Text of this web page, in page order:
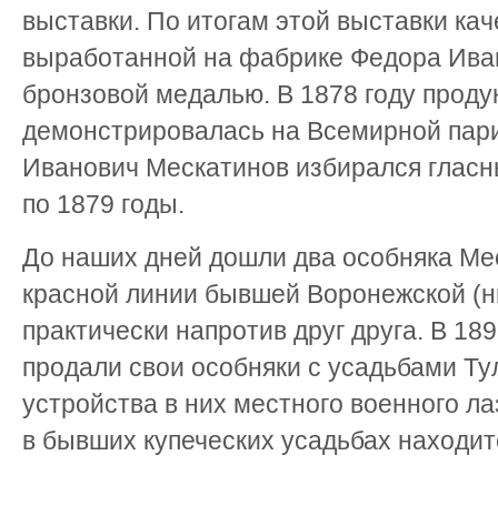
выставки. По итогам этой выставки
выработанной на фабрике Федора
бронзовой медалью. В 1878 году
демонстрировалась на Всемирной
Иванович Мескатинов избирался
по 1879 годы.
До наших дней дошли два особняка
красной линии бывшей Воронежской
практически напротив друг друга. В
продали свои особняки с усадьбами
устройства в них местного военного
в бывших купеческих усадьбах